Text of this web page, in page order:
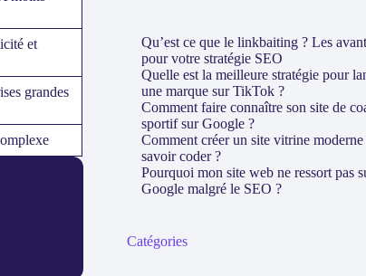
et
grandes
Qu’est ce que le linkbaiting ? Les
pour votre stratégie SEO
Quelle est la meilleure stratégie pour
une marque sur TikTok ?
Comment faire connaître son site de
sportif sur Google ?
Comment créer un site vitrine moderne
savoir coder ?
Pourquoi mon site web ne ressort pas
Google malgré le SEO ?
Catégories